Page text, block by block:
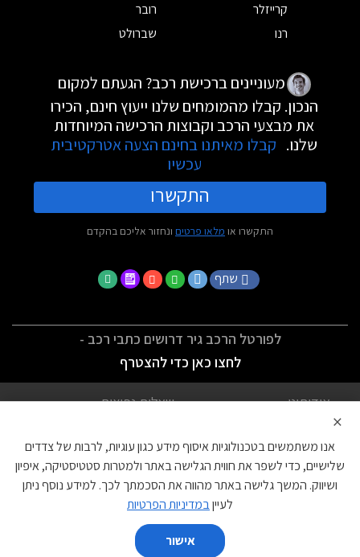
קרייזלר
רובר
רנו
שברולט
מעוניינים ברכישת רכב? הגעתם למקום
הנכון. קבלו מהמומחים שלנו ייעוץ חינם, הכירו
את מבצעי הרכב וקבוצות הרכישה המיוחדות
שלנו. קבלו מאיתנו בחינם הצעה אטרקטיבית
עכשיו
התקשרו
התקשרו או מלאו פרטים ונחזור אליכם בהקדם
שתף
לפורטל הרכב גיר דרושים כתבי רכב -
לחצו כאן כדי להצטרף
אודותינו
שאלות נפוצות
הצהרת נגישות
צור קשר
עוגיות
×
אנו משתמשים בטכנולוגיות איסוף מידע כגון עוגיות, לרבות של צדדים
שלישיים, כדי לשפר את חווית הגלישה באתר ולמטרות סטטיסטיקה, איפיון
ושיווק. המשך גלישה באתר מהווה את הסכמתך לכך. למידע נוסף ניתן
לעייןבמדיניות הפרטיות
אישור